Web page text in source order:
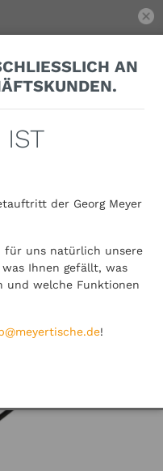
AN A
IST
der Georg Meyer
für uns natürlich unsere
Ihnen gefällt, was
und welche Funktionen
!